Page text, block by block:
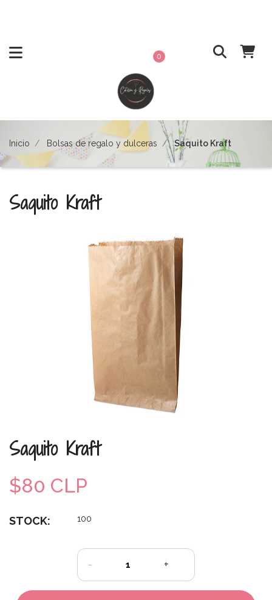
0
Inicio Bolsas de regalo y dulceras Saquito Kraft
Saquito Kraft
Saquito Kraft
$80 CLP
STOCK: 100
- +